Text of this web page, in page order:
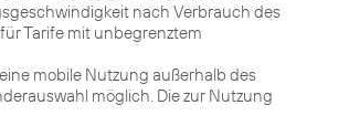
nach Verbrauch des
Tarife mit unbegrenztem
mobile Nutzung außerhalb des
möglich. Die zur Nutzung